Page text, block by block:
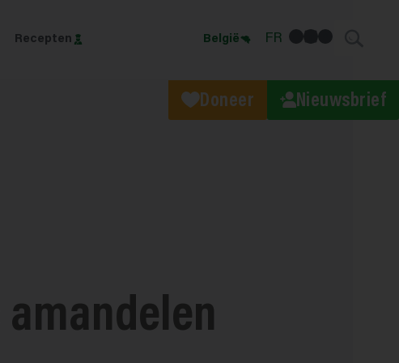
Recepten België FR facebook linkedin Instagram
Doneer Nieuwsbrief